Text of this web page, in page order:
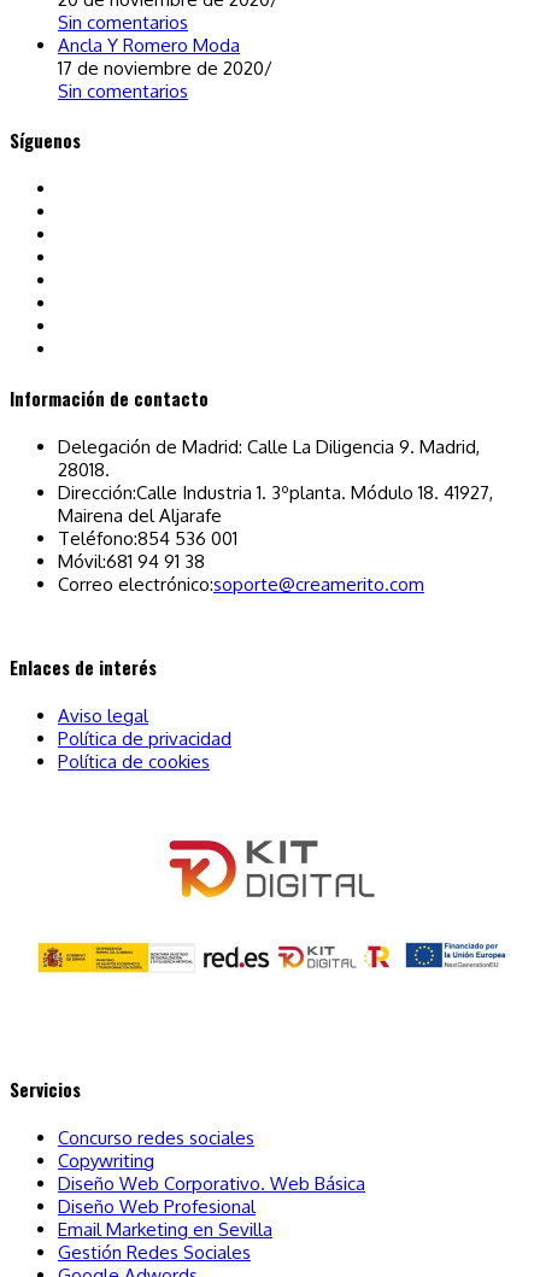
Sin comentarios
Ancla Y Romero Moda
17 de noviembre de 2020/
Sin comentarios
Síguenos
Información de contacto
Delegación de Madrid: Calle La Diligencia 9. Madrid,
28018.
Dirección:Calle Industria 1. 3ºplanta. Módulo 18. 41927,
Mairena del Aljarafe
Teléfono:854 536 001
Móvil:681 94 91 38
Correo electrónico:soporte@creamerito.com
Enlaces de interés
Aviso legal
Política de privacidad
Política de cookies
Servicios
Concurso redes sociales
Copywriting
Diseño Web Corporativo. Web Básica
Diseño Web Profesional
Email Marketing en Sevilla
Gestión Redes Sociales